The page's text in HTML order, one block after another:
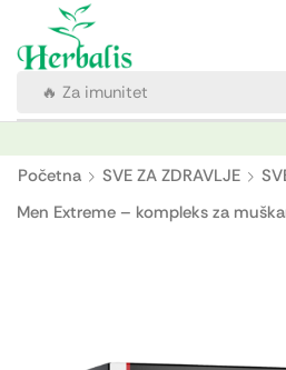
🔥 Za imunitet
Početna SVE ZA ZDRAVLJE
Men Extreme – kompleks za